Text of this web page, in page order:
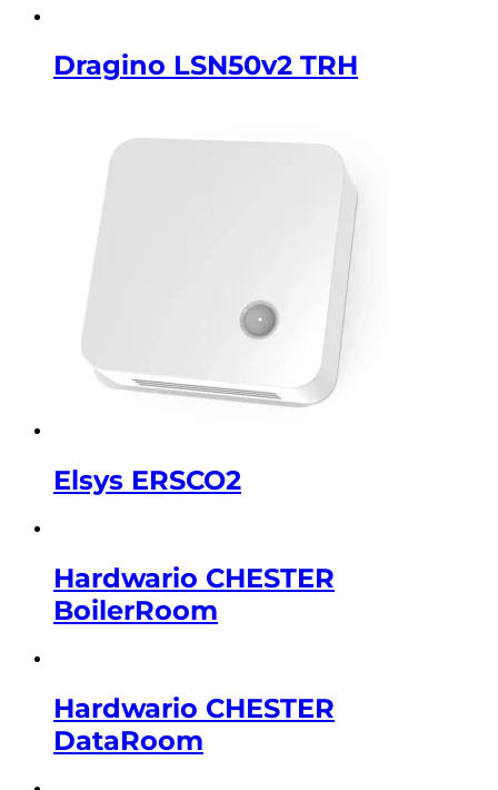
Dragino LSN50v2 TRH
Elsys ERSCO2
Hardwario CHESTER
BoilerRoom
Hardwario CHESTER
DataRoom